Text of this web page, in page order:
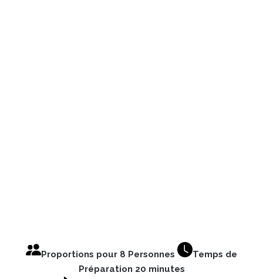
Proportions pour 8 Personnes
Temps de
Préparation 20 minutes